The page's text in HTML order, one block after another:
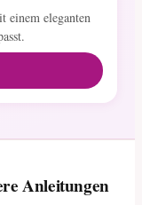
einem eleganten
Anleitungen